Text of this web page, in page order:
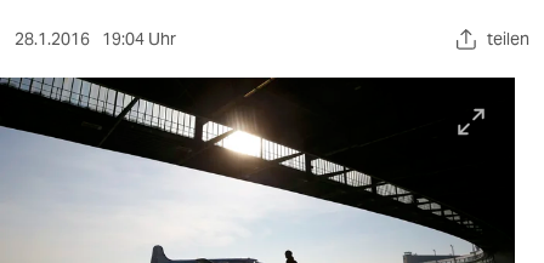
sport
berlin
28.1.2016 19:04 Uhr teilen